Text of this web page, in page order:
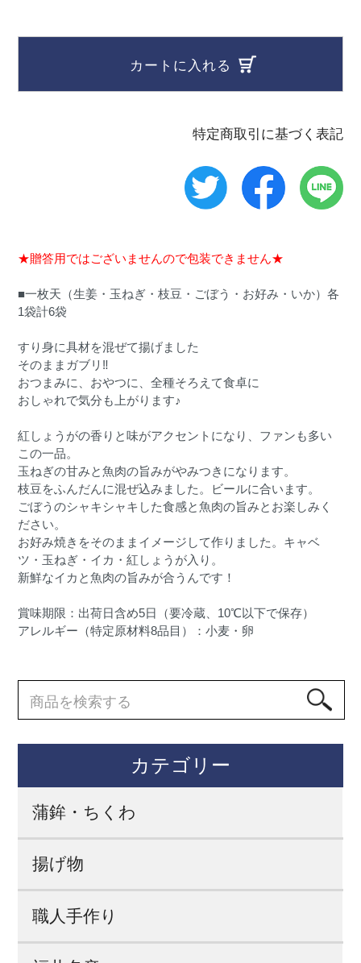
カテゴリー
蒲鉾・ちくわ
揚げ物
職人手作り
カートに入れる
特定商取引に基づく表記
★贈答用ではございませんので包装できません★
■一枚天（生姜・玉ねぎ・枝豆・ごぼう・お好み・いか）各
1袋計6袋
すり身に具材を混ぜて揚げました
そのままガブリ‼
おつまみに、おやつに、全種そろえて食卓に
おしゃれで気分も上がります♪
紅しょうがの香りと味がアクセントになり、ファンも多い
この一品。
玉ねぎの甘みと魚肉の旨みがやみつきになります。
枝豆をふんだんに混ぜ込みました。ビールに合います。
ごぼうのシャキシャキした食感と魚肉の旨みとお楽しみく
ださい。
お好み焼きをそのままイメージして作りました。キャベ
ツ・玉ねぎ・イカ・紅しょうが入り。
新鮮なイカと魚肉の旨みが合うんです！
賞味期限：出荷日含め5日（要冷蔵、10℃以下で保存）
アレルギー（特定原材料8品目）：小麦・卵